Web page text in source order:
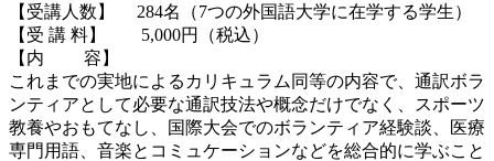
【受講人数】 284名（7つの外国語大学に在学する学生）
【受 講 料】 5,000円（税込）
【内 容】
これまでの実地によるカリキュラム同等の内容で、通訳ボラ
ンティアとして必要な通訳技法や概念だけでなく、スポーツ
教養やおもてなし、国際大会でのボランティア経験談、医療
専門用語、音楽とコミュケーションなどを総合的に学ぶこと